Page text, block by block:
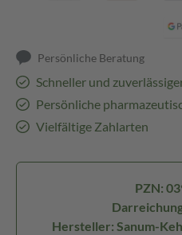
Persönliche Beratung
Schneller und
Persönliche
Vielfältige Zahlarten
PZN:
Hersteller: Sanum-